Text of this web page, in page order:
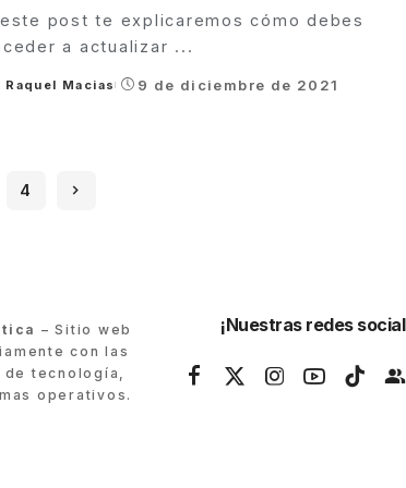
este post te explicaremos cómo debes
a actualizar ...
Raquel Macias 9 de diciembre de 2021
4
– Sitio web
con las
tecnología,
operativos.
¡Nuestras redes